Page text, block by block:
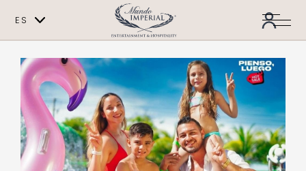
ES
EN